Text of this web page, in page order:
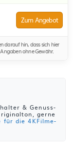
Zum Angebot
darauf hin, dass sich hier
ohne Gewähr.
& Genuss-
gerne
für die 4KFilme-